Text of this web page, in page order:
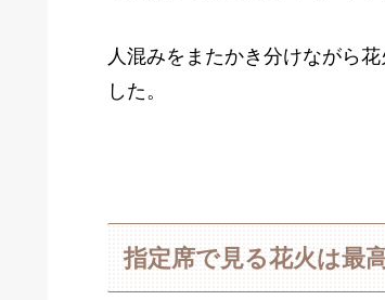
人混みをまたかき分けながら
した。
指定席で見る花火は最